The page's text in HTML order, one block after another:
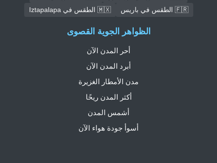
🇫🇷 الطقس في باريس
🇲🇽 الطقس في Iztapalapa
الظواهر الجوية القصوى
أحر المدن الآن
أبرد المدن الآن
مدن الأمطار الغزيرة
أكثر المدن ريحًا
أشمس المدن
أسوأ جودة هواء الآن